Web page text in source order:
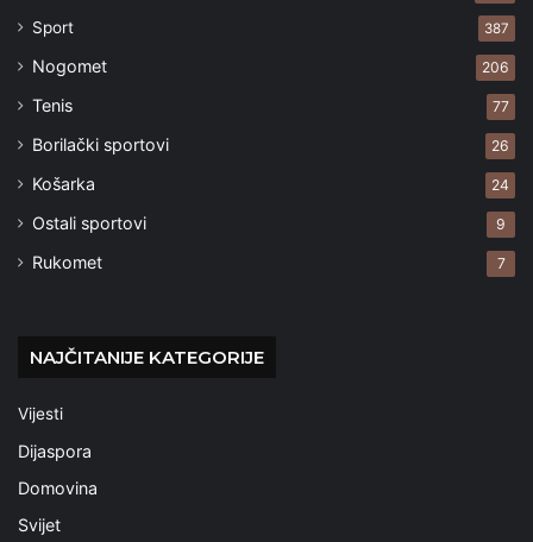
Sport 387
Nogomet 206
Tenis 77
Borilački sportovi 26
Košarka 24
Ostali sportovi 9
Rukomet 7
NAJČITANIJE KATEGORIJE
Vijesti
Dijaspora
Domovina
Svijet